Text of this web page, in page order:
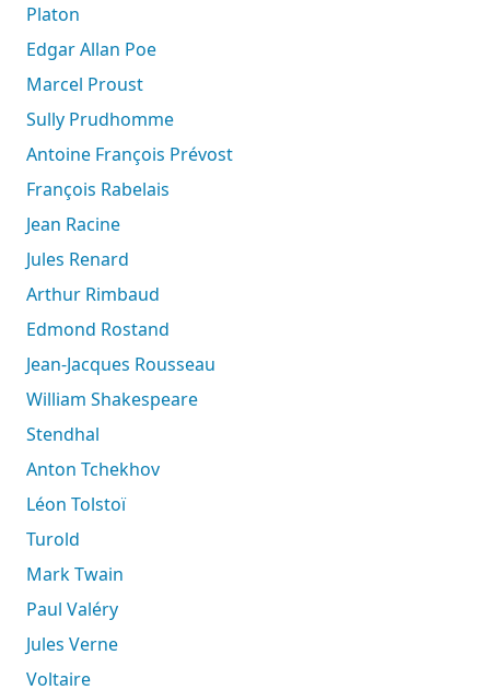
Platon
Edgar Allan Poe
Marcel Proust
Sully Prudhomme
Antoine François Prévost
François Rabelais
Jean Racine
Jules Renard
Arthur Rimbaud
Edmond Rostand
Jean-Jacques Rousseau
William Shakespeare
Stendhal
Anton Tchekhov
Léon Tolstoï
Turold
Mark Twain
Paul Valéry
Jules Verne
Voltaire